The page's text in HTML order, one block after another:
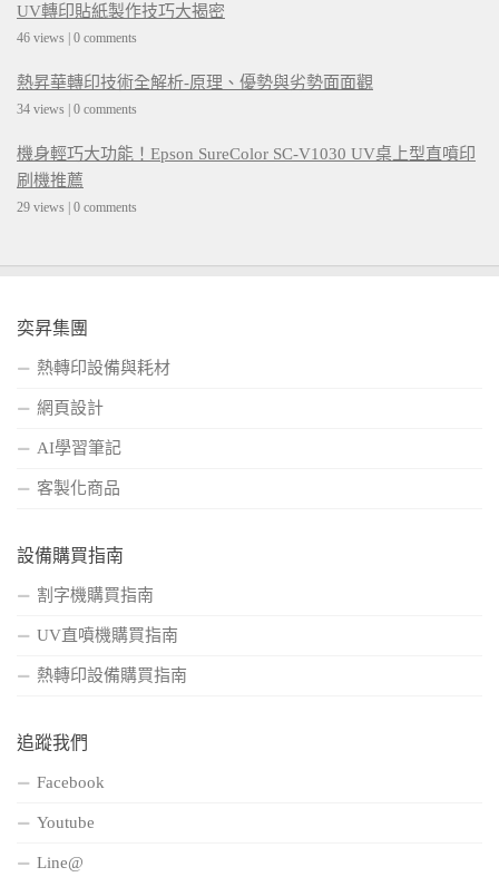
UV轉印貼紙製作技巧大揭密
46 views | 0 comments
熱昇華轉印技術全解析-原理、優勢與劣勢面面觀
34 views | 0 comments
機身輕巧大功能！Epson SureColor SC-V1030 UV桌上型直噴印
刷機推薦
29 views | 0 comments
奕昇集團
熱轉印設備與耗材
網頁設計
AI學習筆記
客製化商品
設備購買指南
割字機購買指南
UV直噴機購買指南
熱轉印設備購買指南
追蹤我們
Facebook
Youtube
Line@